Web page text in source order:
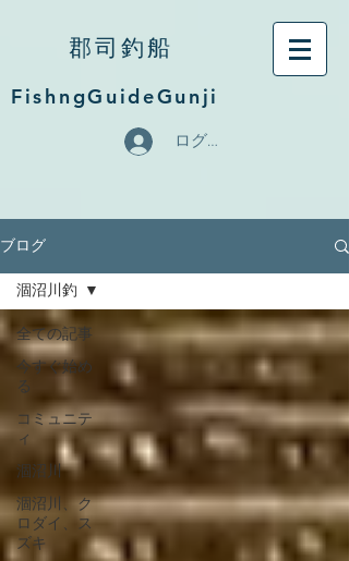
郡司釣船
FishngGuideGunji
ログイン
ブログ
全ての記事
今すぐ始め
る
コミュニテ
ィ
涸沼川
涸沼川、ク
ロダイ、ス
ズキ
涸沼川釣